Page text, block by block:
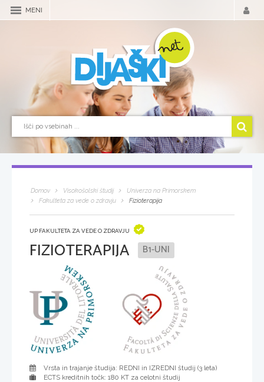
MENI
Domov Visokošolski študij
Univerza na Primorskem
Fakulteta za vede o zdravju
Fizioterapija
UP FAKULTETA ZA VEDE O ZDRAVJU
FIZIOTERAPIJA B1-UNI
Vrsta in trajanje študija: REDNI in IZREDNI študij (3 leta)
ECTS kreditnih točk: 180 KT za celotni študij